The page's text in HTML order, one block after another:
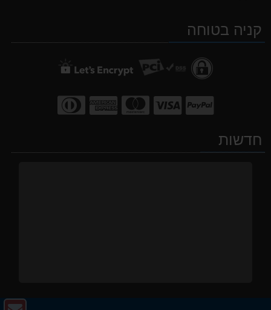
Waze
facebookקניה בטוחה
חדשות